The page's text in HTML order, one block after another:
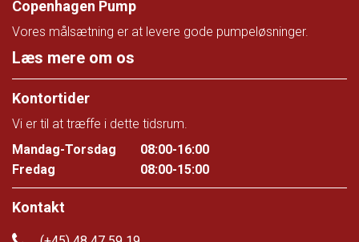
Copenhagen Pump
Vores målsætning er at levere gode pumpeløsninger.
Læs mere om os
Kontortider
Vi er til at træffe i dette tidsrum.
Mandag-Torsdag
Fredag
08:00-16:00
08:00-15:00
Kontakt